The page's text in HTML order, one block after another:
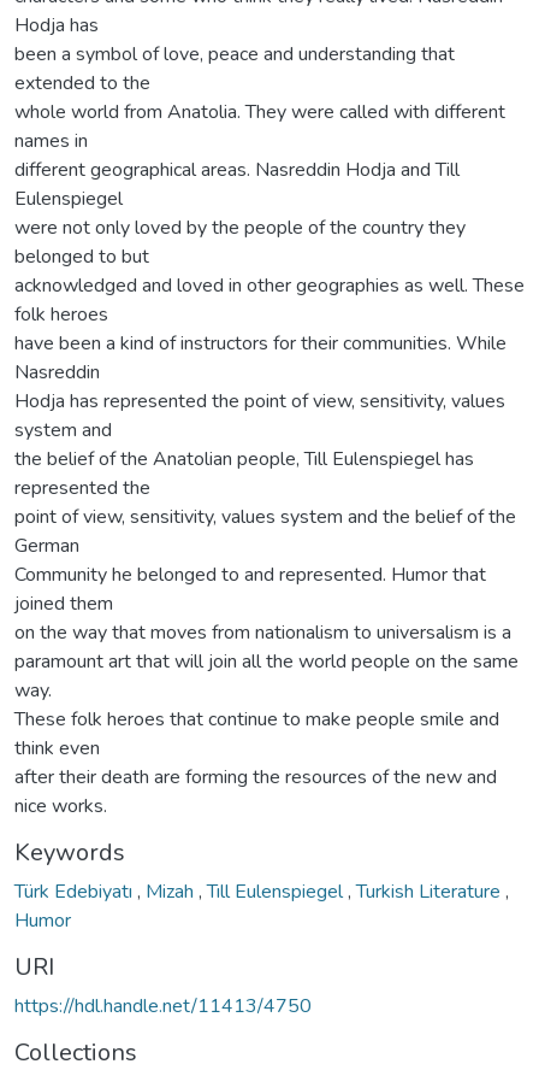
Hodja has
been a symbol of love, peace and understanding that
extended to the
whole world from Anatolia. They were called with different
names in
different geographical areas. Nasreddin Hodja and Till
Eulenspiegel
were not only loved by the people of the country they
belonged to but
acknowledged and loved in other geographies as well. These
folk heroes
have been a kind of instructors for their communities. While
Nasreddin
Hodja has represented the point of view, sensitivity, values
system and
the belief of the Anatolian people, Tıll Eulenspiegel has
represented the
point of view, sensitivity, values system and the belief of the
German
Community he belonged to and represented. Humor that
joined them
on the way that moves from nationalism to universalism is a
paramount art that will join all the world people on the same
way.
These folk heroes that continue to make people smile and
think even
after their death are forming the resources of the new and
nice works.
Keywords
Türk Edebiyatı , Mizah ,Tıll Eulenspiegel,Turkish Literature ,
Humor
URI
https://hdl.handle.net/11413/4750
Collections